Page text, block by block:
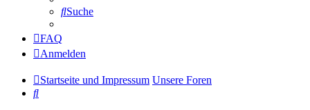
Suche
FAQ
Anmelden
Startseite und Impressum Unsere Foren
Suche